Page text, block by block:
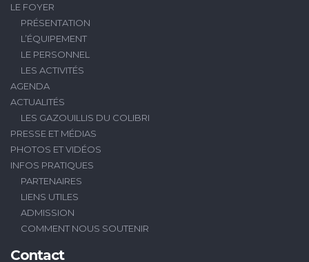
LE FOYER
PRÉSENTATION
L’ÉQUIPEMENT
LE PERSONNEL
LES ACTIVITÉS
AGENDA
ACTUALITÉS
LES GAZOUILLIS DU COLIBRI
PRESSE ET MÉDIAS
PHOTOS ET VIDÉOS
INFOS PRATIQUES
PARTENAIRES
LIENS UTILES
ADMISSION
COMMENT NOUS SOUTENIR
Contact